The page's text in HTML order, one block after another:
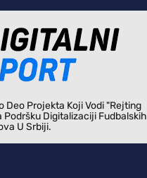
Deo Projekta Koji Vodi "Rejting
Digitalizaciji Fudbalskih
U Srbiji.